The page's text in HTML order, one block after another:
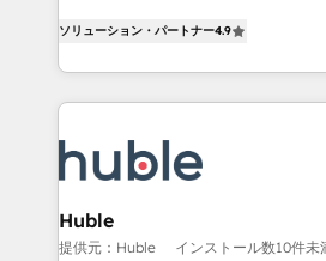
team of 100+ experts is ready for you! Driving
growth | www.brightdigital.com
1️⃣ Set Up | Onboarding New or
HubSpot portals 2️⃣ Scale Up | 100% HubSpot Task
Execution... Global 24/7 ... All Experts 3️⃣
Slash months from your API
Click "Contact Business" ⬅️ to
Integration templates that put
of your tech stack, syncing... 🛍️ Shopify or
ソリューション・パートナー4.9
Huble
提供元：Huble インストール数10件未